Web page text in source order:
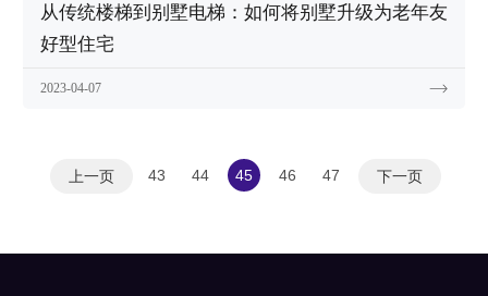
从传统楼梯到别墅电梯：如何将别墅升级为老年友
好型住宅
2023-04-07
上一页 43 44 45 46 47 下一页